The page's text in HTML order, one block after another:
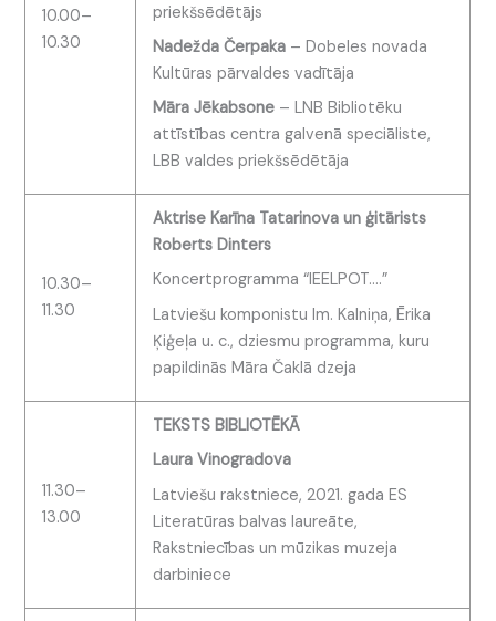
10.00–
10.30
priekšsēdētājs
Nadežda Čerpaka – Dobeles novada
Kultūras pārvaldes vadītāja
Māra Jēkabsone – LNB Bibliotēku
attīstības centra galvenā speciāliste,
LBB valdes priekšsēdētāja
10.30–
11.30
Aktrise Karīna Tatarinova un ģitārists
Roberts Dinters
Koncertprogramma “IEELPOT….”
Latviešu komponistu Im. Kalniņa, Ērika
Ķiģeļa u. c., dziesmu programma, kuru
papildinās Māra Čaklā dzeja
11.30–
13.00
TEKSTS BIBLIOTĒKĀ
Laura Vinogradova
Latviešu rakstniece, 2021. gada ES
Literatūras balvas laureāte,
Rakstniecības un mūzikas muzeja
darbiniece